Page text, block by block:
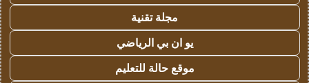
مجلة تقنية
يو ان بي الرياضي
موقع حالة للتعليم